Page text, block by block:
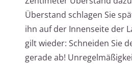
Überstand schlagen Sie
ihn auf der Innenseite der
gilt wieder: Schneiden Sie
gerade ab!